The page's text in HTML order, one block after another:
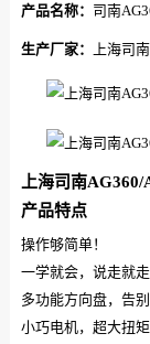
产品名称： 司南
生产厂家： 上海司
上海司南
产品特点
操作够简单！
一学就会，说走就走
多功能方向盘，告
小巧电机，超大扭矩